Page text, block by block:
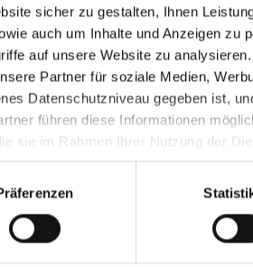
sicher zu gestalten, Ihnen
auch um Inhalte und Anzeigen zu
auf unsere Website zu
Partner für soziale Medien,
Datenschutzniveau gegeben ist,
führen diese Informationen
sie im Rahmen Ihrer Nutzung der
Baden